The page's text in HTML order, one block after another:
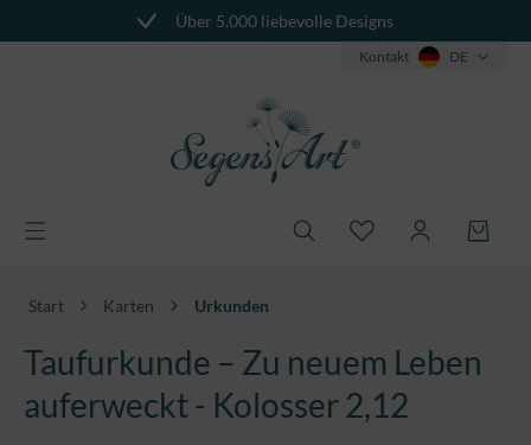
Über 5.000 liebevolle Designs
Kontakt DE
Start Karten Urkunden
Taufurkunde – Zu neuem Leben
auferweckt - Kolosser 2,12